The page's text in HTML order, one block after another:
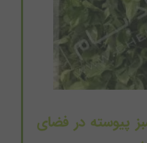
پیوسته در فضای